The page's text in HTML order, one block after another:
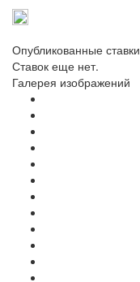
Опубликованные ставки
Ставок еще нет.
Галерея изображений